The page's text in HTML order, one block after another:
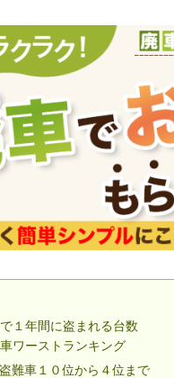
１年間に盗まれる台数
ワーストランキング
盗難車１０位から４位まで